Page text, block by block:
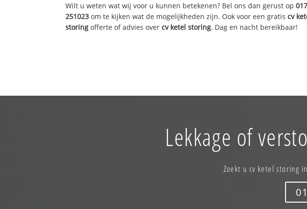
Wilt u weten wat wij voor u kunnen betekenen? Bel ons dan gerust op
251023 om te kijken wat de mogelijkheden zijn. Ook voor een gratiscv
storing offerte of advies overcv ketel storing. Dag en nacht bereikbaar!
Lekkage of
Zoekt u cv ketel storing